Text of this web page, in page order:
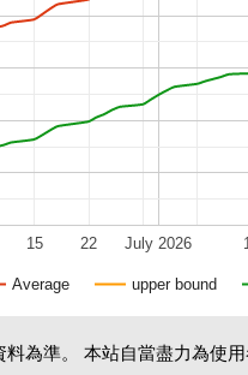
Average upper bound
July 2026
15 22
為準。 本站自當盡力為使